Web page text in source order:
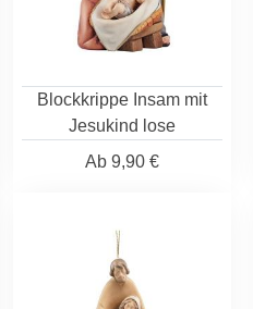
Blockkrippe Insam mit
Jesukind lose
Ab 9,90 €